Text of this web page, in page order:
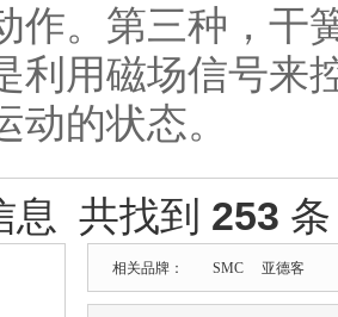
作。第三种，干
利用磁场信号来
动的状态。
息 共找到 253 条
相关品牌： SMC 亚德客